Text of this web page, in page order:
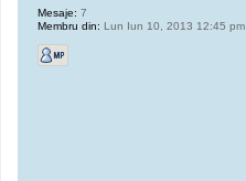
Mesaje: 7
Membru din: Lun Iun 10, 2013 12:45 pm